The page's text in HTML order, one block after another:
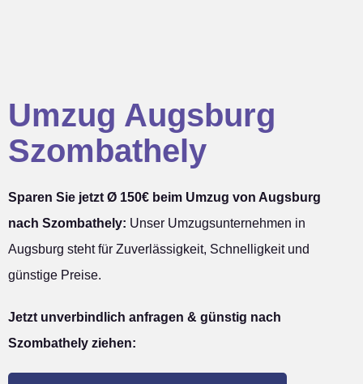
Umzug Augsburg
Szombathely
Sparen Sie jetzt Ø 150€ beim Umzug von Augsburg
nach Szombathely: Unser Umzugsunternehmen in
Augsburg steht für Zuverlässigkeit, Schnelligkeit und
günstige Preise.
Jetzt unverbindlich anfragen & günstig nach
Szombathely ziehen: